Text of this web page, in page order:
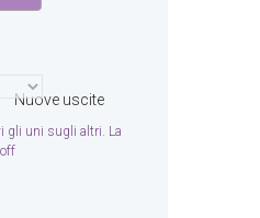
Nuove uscite
gli uni sugli altri. La